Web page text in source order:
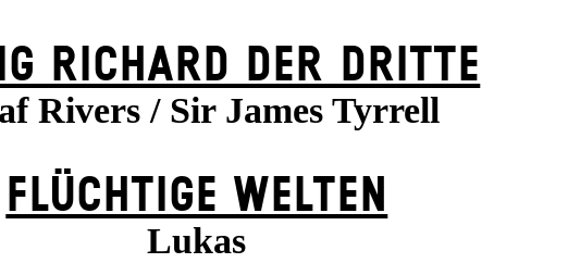
RICHARD DER DRITTE
Rivers / Sir James Tyrrell
FLÜCHTIGE WELTEN
Lukas